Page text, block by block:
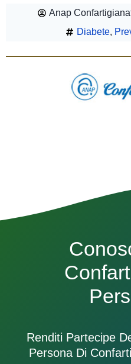
Anap
Diabete,
Renditi Partecipe
Persona Di